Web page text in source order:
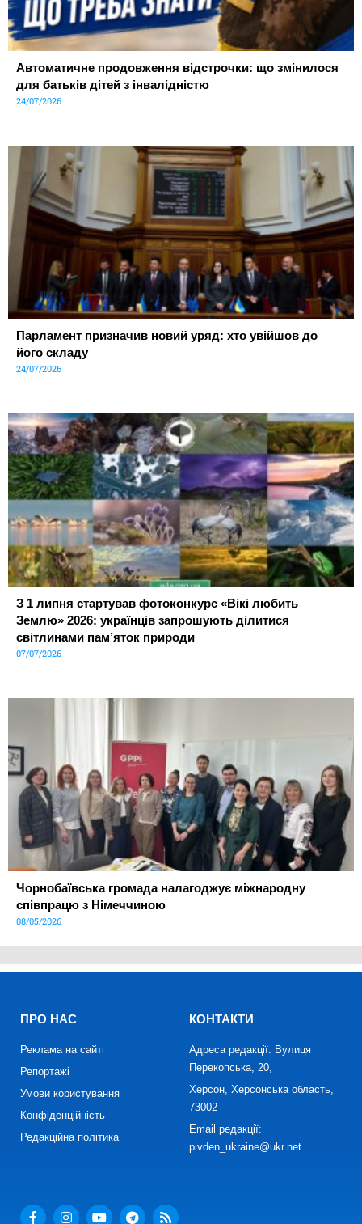
Автоматичне продовження відстрочки: що змінилося
для батьків дітей з інвалідністю
24/07/2026
Парламент призначив новий уряд: хто увійшов до
його складу
24/07/2026
З 1 липня стартував фотоконкурс «Вікі любить
Землю» 2026: українців запрошують ділитися
світлинами пам’яток природи
07/07/2026
Чорнобаївська громада налагоджує міжнародну
співпрацю з Німеччиною
08/05/2026
ПРО НАС
Реклама на сайті
Репортажі
Умови користування
Конфіденційність
Редакційна політика
КОНТАКТИ
Адреса редакції: Вулиця
Перекопська, 20,
Херсон, Херсонська область,
73002
Email редакції:
pivden_ukraine@ukr.net